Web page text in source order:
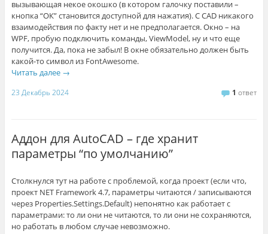
вызывающая некое окошко (в котором галочку поставили –
кнопка “ОК” становится доступной для нажатия). С CAD никакого
взаимодействия по факту нет и не предполагается. Окно – на
WPF, пробую подключить команды, ViewModel, ну и что еще
получится. Да, пока не забыл! В окне обязательно должен быть
какой-то символ из FontAwesome.
Читать далее →
23 Декабрь 2024 1 ответ
Аддон для AutoCAD – где хранит
параметры “по умолчанию”
Столкнулся тут на работе с проблемой, когда проект (если что,
проект NET Framework 4.7, параметры читаются / записываются
через Properties.Settings.Default) непонятно как работает с
параметрами: то ли они не читаются, то ли они не сохраняются,
но работать в любом случае невозможно.